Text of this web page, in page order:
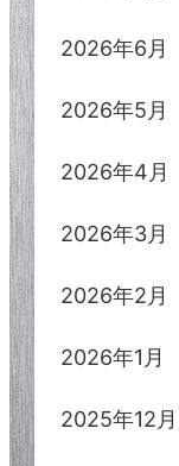
2026年6月
2026年5月
2026年4月
2026年3月
2026年2月
2026年1月
2025年12月